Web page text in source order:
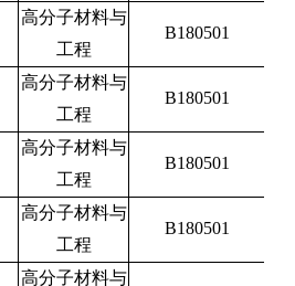
高分子材料与
工程
B180501
高分子材料与
工程
B180501
高分子材料与
工程
B180501
高分子材料与
工程
B180501
高分子材料与